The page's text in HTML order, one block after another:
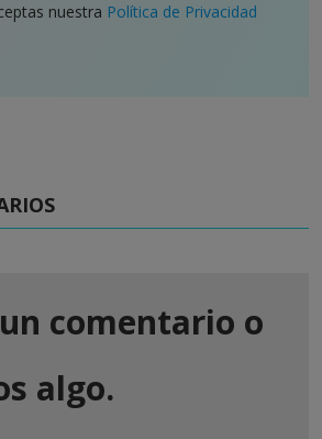
nuestra Política de Privacidad
comentario o
algo.